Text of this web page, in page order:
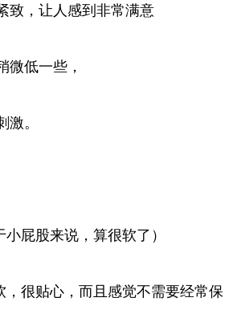
致，让人感到非常满意
微低一些，
激。
屁股来说，算很软了）
，很贴心，而且感觉不需要经常保